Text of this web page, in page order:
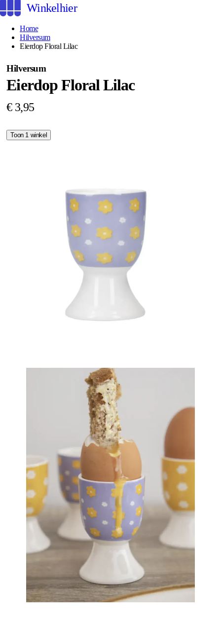
Winkelhier
Home
Hilversum
Eierdop Floral Lilac
Hilversum
Eierdop Floral Lilac
€ 3,95
Toon 1 winkel